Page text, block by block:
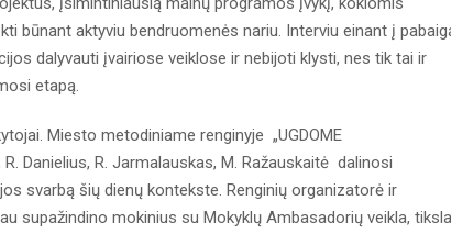
būnant aktyviu bendruomenės nariu. Interviu einant į
dalyvauti įvairiose veiklose ir nebijoti klysti, nes tik tai ir
etapą.
Miesto metodiniame renginyje „UGDOME
R. Danielius, R. Jarmalauskas, M. Ražauskaitė dalinosi
svarbą šių dienų kontekste. Renginių organizatorė ir
supažindino mokinius su Mokyklų Ambasadorių veikla,